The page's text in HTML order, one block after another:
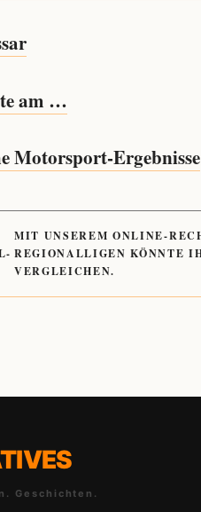
am …
Motorsport-Ergebnisse
MIT UNSEREM ONLINE-
REGIONALLIGEN KÖNNTE
VERGLEICHEN.
Geschichten.